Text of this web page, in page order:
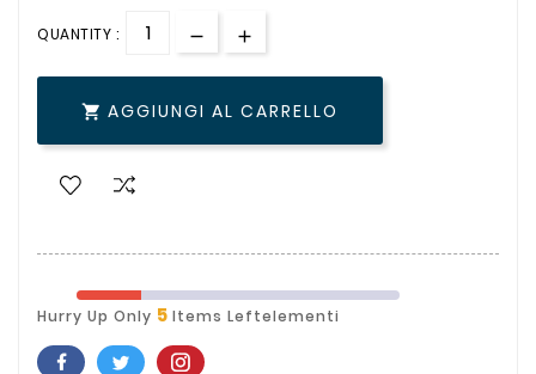
QUANTITY :
 AGGIUNGI AL CARRELLO
Hurry Up Only 5 Items Leftelementi